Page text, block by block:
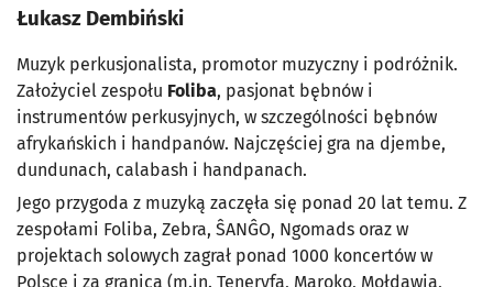
Łukasz Dembiński
Muzyk perkusjonalista, promotor muzyczny i podróżnik.
Założyciel zespołu Foliba, pasjonat bębnów i
instrumentów perkusyjnych, w szczególności bębnów
afrykańskich i handpanów. Najczęściej gra na djembe,
dundunach, calabash i handpanach.
Jego przygoda z muzyką zaczęła się ponad 20 lat temu. Z
zespołami Foliba, Zebra, ŜANĜO, Ngomads oraz w
projektach solowych zagrał ponad 1000 koncertów w
Polsce i za granicą (m.in. Teneryfa, Maroko, Mołdawia,